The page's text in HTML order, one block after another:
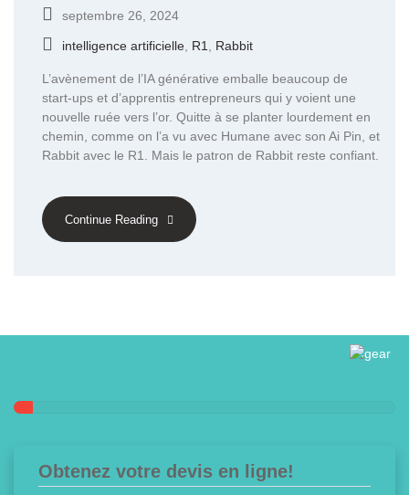
septembre 26, 2024
intelligence artificielle R1 Rabbit
L’avènement de l’IA générative emballe beaucoup de
start-ups et d’apprentis entrepreneurs qui y voient une
nouvelle ruée vers l’or. Quitte à se planter lourdement en
chemin, comme on l’a vu avec Humane avec son Ai Pin, et
Rabbit avec le R1. Mais le patron de Rabbit reste confiant.
Continue Reading
Obtenez votre devis en ligne!